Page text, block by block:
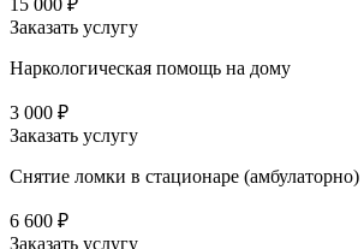
15 000 ₽
Заказать услугу
Наркологическая помощь на дому
3 000 ₽
Заказать услугу
Снятие ломки в стационаре (амбулаторно)
6 600 ₽
Заказать услугу